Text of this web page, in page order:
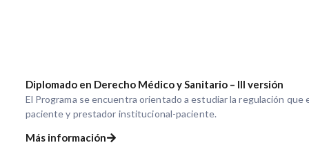
Diplomado en Derecho Médico y Sanitario – III versión
El Programa se encuentra orientado a estudiar la regulación
paciente y prestador institucional-paciente.
Más información